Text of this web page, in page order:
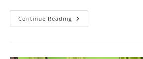
Continue Reading